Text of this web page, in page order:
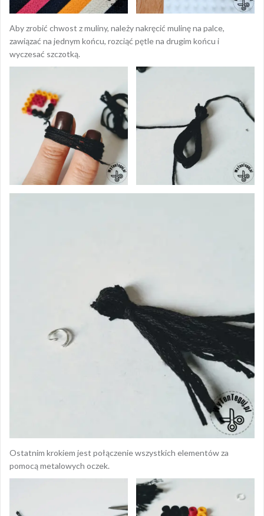
Aby zrobić chwost z muliny, należy nakręcić mulinę na palce,
zawiązać na jednym końcu, rozciąć pętle na drugim końcu i
wyczesać szczotką.
Ostatnim krokiem jest połączenie wszystkich elementów za
pomocą metalowych oczek.